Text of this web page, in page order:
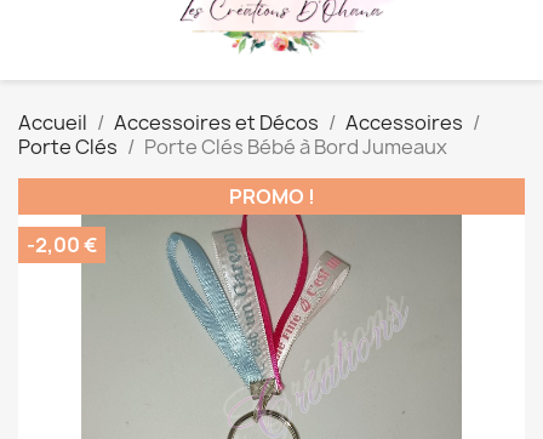
Accueil Accessoires et Décos
Accessoires
Porte Clés
Porte Clés Bébé à Bord Jumeaux
PROMO !
-2,00 €